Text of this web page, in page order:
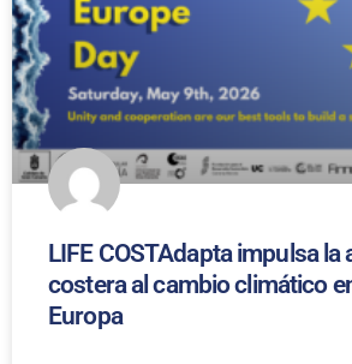
LIFE COSTAdapta impulsa la
costera al cambio climático
Europa